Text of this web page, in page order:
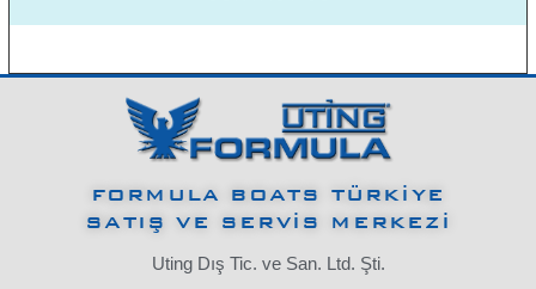
FORMULA BOATS TÜRKİYE
SATIŞ VE SERVİS MERKEZİ
Uting Dış Tic. ve San. Ltd. Şti.